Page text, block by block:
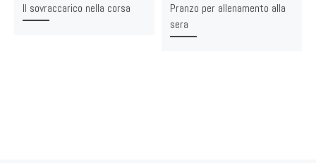
Il sovraccarico nella corsa
Pranzo per allenamento alla
sera